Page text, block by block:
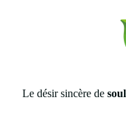
Le désir sincère de